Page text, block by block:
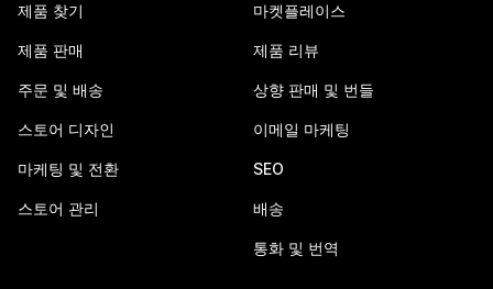
제품 찾기
제품 판매
주문 및 배송
스토어 디자인
마케팅 및 전환
스토어 관리
마켓플레이스
제품 리뷰
상향 판매 및 번들
이메일 마케팅
SEO
배송
통화 및 번역